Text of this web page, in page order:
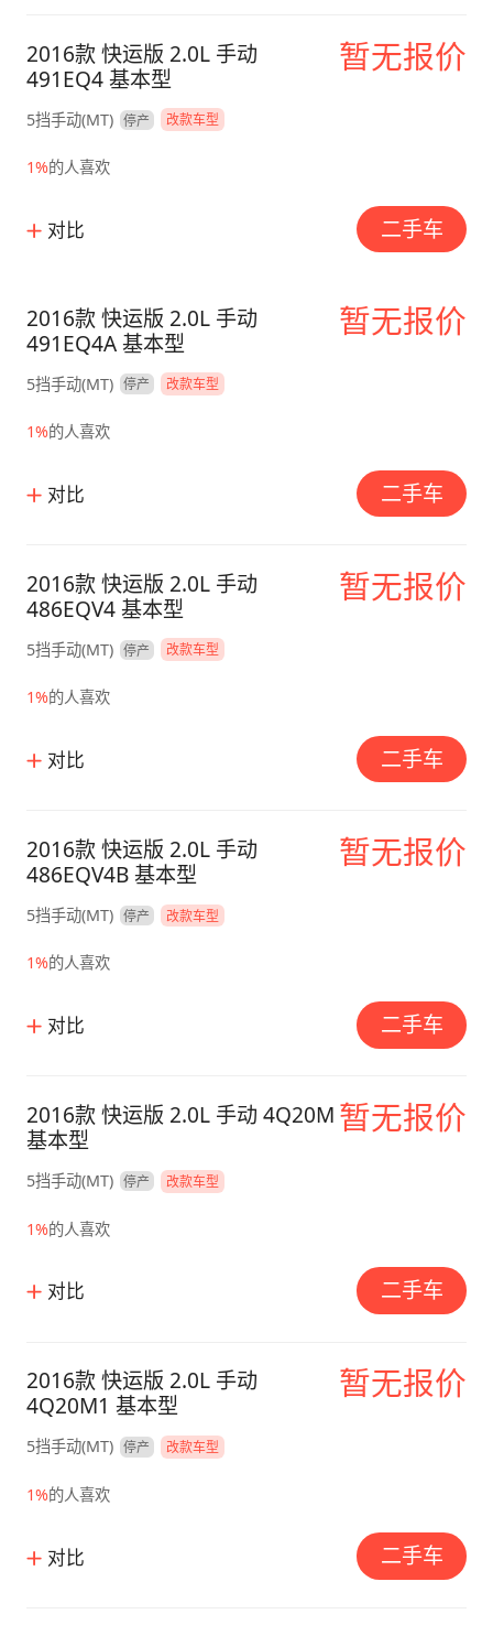
暂无报价
2016款 快运版 2.0L 手动
491EQ4 基本型
5挡手动(MT) 停产 改款车型
1%的人喜欢
对比 二手车
暂无报价
2016款 快运版 2.0L 手动
491EQ4A 基本型
5挡手动(MT) 停产 改款车型
1%的人喜欢
对比 二手车
暂无报价
2016款 快运版 2.0L 手动
486EQV4 基本型
5挡手动(MT) 停产 改款车型
1%的人喜欢
对比 二手车
暂无报价
2016款 快运版 2.0L 手动
486EQV4B 基本型
5挡手动(MT) 停产 改款车型
1%的人喜欢
对比 二手车
暂无报价
2016款 快运版 2.0L 手动 4Q20M
基本型
5挡手动(MT) 停产 改款车型
1%的人喜欢
对比 二手车
暂无报价
2016款 快运版 2.0L 手动
4Q20M1 基本型
5挡手动(MT) 停产 改款车型
1%的人喜欢
对比 二手车